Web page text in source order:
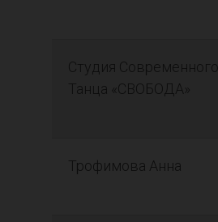
Студия Современного
Танца «СВОБОДА»
Трофимова Анна